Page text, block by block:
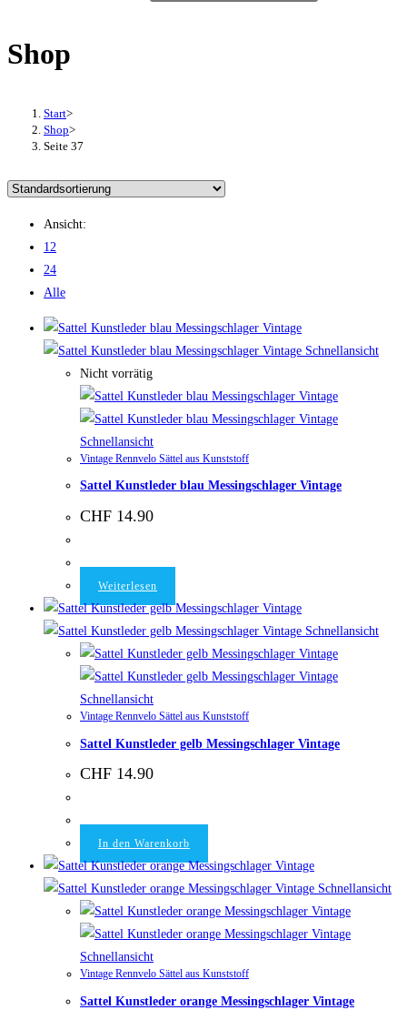
Shop
Start>
Shop>
Seite 37
Ansicht:
12
24
Alle
Schnellansicht
Nicht vorrätig
Schnellansicht
Vintage Rennvelo Sättel aus Kunststoff
Sattel Kunstleder blau Messingschlager Vintage
CHF 14.90
Weiterlesen
Schnellansicht
Schnellansicht
Vintage Rennvelo Sättel aus Kunststoff
Sattel Kunstleder gelb Messingschlager Vintage
CHF 14.90
In den Warenkorb
Schnellansicht
Schnellansicht
Vintage Rennvelo Sättel aus Kunststoff
Sattel Kunstleder orange Messingschlager Vintage